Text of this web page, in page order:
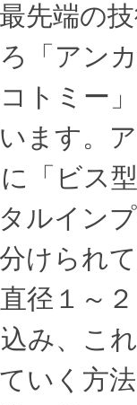
先端の
「アン
トミー
ます。
「ビス
ルイン
けられ
径１～
み、こ
いく方